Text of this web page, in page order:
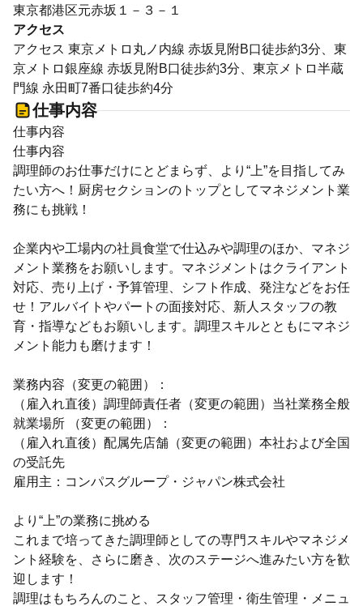
東京都港区元赤坂１－３－１
アクセス
アクセス 東京メトロ丸ノ内線 赤坂見附B口徒歩約3分、東
京メトロ銀座線 赤坂見附B口徒歩約3分、東京メトロ半蔵
門線 永田町7番口徒歩約4分
仕事内容
仕事内容
仕事内容
調理師のお仕事だけにとどまらず、より“上”を目指してみ
たい方へ！厨房セクションのトップとしてマネジメント業
務にも挑戦！
企業内や工場内の社員食堂で仕込みや調理のほか、マネジ
メント業務をお願いします。マネジメントはクライアント
対応、売り上げ・予算管理、シフト作成、発注などをお任
せ！アルバイトやパートの面接対応、新人スタッフの教
育・指導などもお願いします。調理スキルとともにマネジ
メント能力も磨けます！
業務内容（変更の範囲）：
（雇入れ直後）調理師責任者（変更の範囲）当社業務全般
就業場所 （変更の範囲）：
（雇入れ直後）配属先店舗（変更の範囲）本社および全国
の受託先
雇用主：コンパスグループ・ジャパン株式会社
より“上”の業務に挑める
これまで培ってきた調理師としての専門スキルやマネジメ
ント経験を、さらに磨き、次のステージへ進みたい方を歓
迎します！
調理はもちろんのこと、スタッフ管理・衛生管理・メニュ